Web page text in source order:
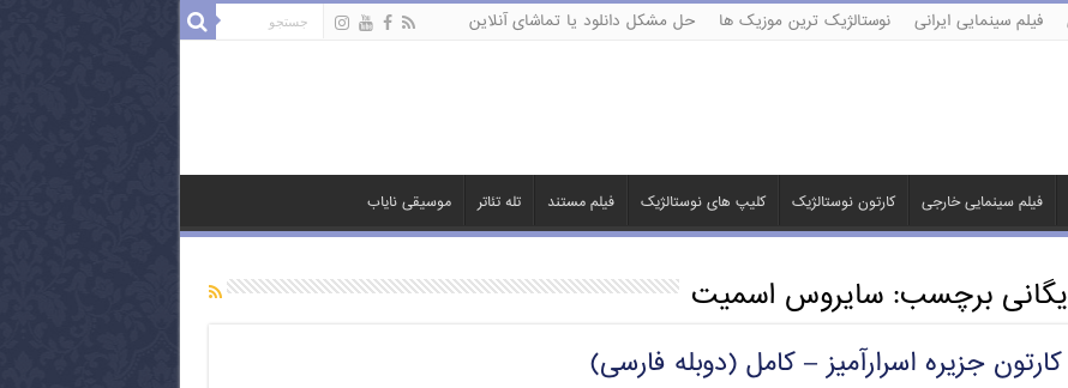
فیلم سینمایی ایرانی نوستالژیک ترین موزیک ها حل مشکل دانلود یا تماشای آنلاین
فیلم سینمایی خارجی کارتون نوستالژیک کلیپ های نوستالژیک فیلم مستند تله تئاتر موسیقی نایاب
برچسب:سایروس اسمیت
کارتون جزیره اسرارآمیز – کامل (دوبله فارسی)